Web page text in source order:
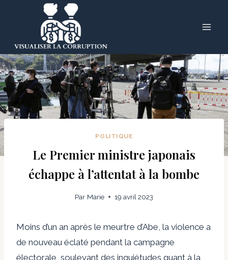
POLITIQUE
Le Premier ministre japonais
échappe à l’attentat à la bombe
Par Marie 19 avril 2023
Moins d’un an après le meurtre d’Abe, la violence a
de nouveau éclaté pendant la campagne
électorale, soulevant des inquiétudes quant à la